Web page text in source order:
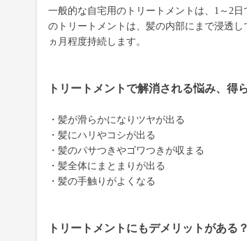
一般的な自宅用のトリートメントは、1～2
のトリートメントは、髪の内部にまで浸透
ヵ月程度持続します。
トリートメントで解消される悩み、得
・髪が滑らかになりツヤが出る
・髪にハリやコシが出る
・髪のパサつきやゴワつきが収まる
・髪全体にまとまりが出る
・髪の手触りがよくなる
トリートメントにもデメリットがある？